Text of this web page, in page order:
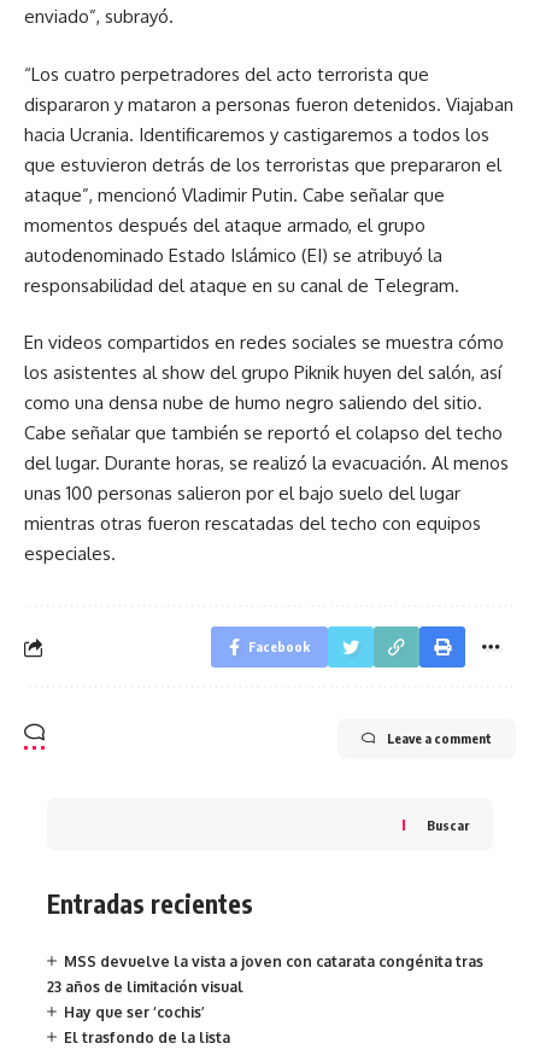
enviado”, subrayó.
“Los cuatro perpetradores del acto terrorista que
dispararon y mataron a personas fueron detenidos. Viajaban
hacia Ucrania. Identificaremos y castigaremos a todos los
que estuvieron detrás de los terroristas que prepararon el
ataque”, mencionó Vladimir Putin. Cabe señalar que
momentos después del ataque armado, el grupo
autodenominado Estado Islámico (EI) se atribuyó la
responsabilidad del ataque en su canal de Telegram.
En videos compartidos en redes sociales se muestra cómo
los asistentes al show del grupo Piknik huyen del salón, así
como una densa nube de humo negro saliendo del sitio.
Cabe señalar que también se reportó el colapso del techo
del lugar. Durante horas, se realizó la evacuación. Al menos
unas 100 personas salieron por el bajo suelo del lugar
mientras otras fueron rescatadas del techo con equipos
especiales.
Facebook
Leave a comment
Buscar
Entradas recientes
MSS devuelve la vista a joven con catarata congénita tras
23 años de limitación visual
Hay que ser ‘cochis’
El trasfondo de la lista